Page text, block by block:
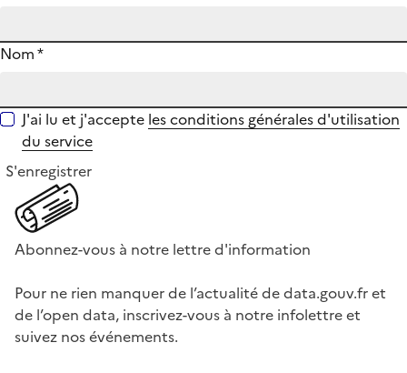
Nom*
J'ai lu et j'accepte les conditions générales d'utilisation
du service
S'enregistrer
Abonnez-vous à notre lettre d'information
Pour ne rien manquer de l’actualité de data.gouv.fr et
de l’open data, inscrivez-vous à notre infolettre et
suivez nos événements.